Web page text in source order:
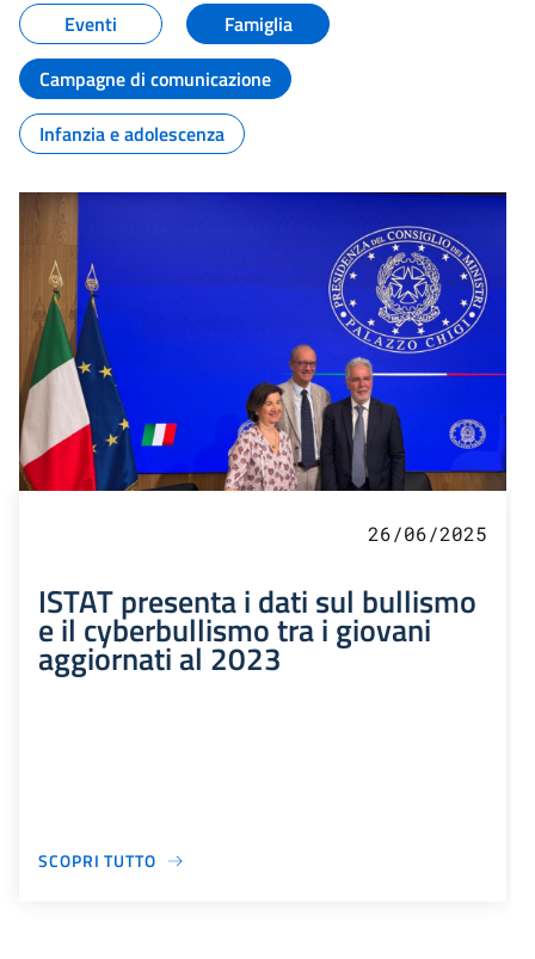
Eventi
Famiglia
Campagne di comunicazione
Infanzia e adolescenza
26/06/2025
ISTAT presenta i dati sul bullismo
e il cyberbullismo tra i giovani
aggiornati al 2023
SCOPRI TUTTO